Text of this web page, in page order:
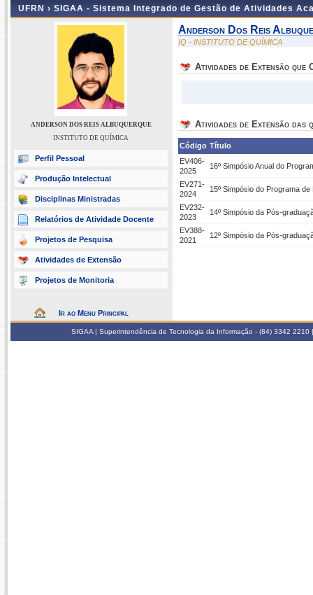
UFRN › SIGAA - Sistema Integrado de Gestão de Atividades
ANDERSON DOS REIS ALBUQUERQUE
INSTITUTO DE QUÍMICA
Perfil Pessoal
Produção Intelectual
Disciplinas Ministradas
Relatórios de Atividade Docente
Projetos de Pesquisa
Atividades de Extensão
Projetos de Monitoria
Ir ao Menu Principal
Anderson Dos Reis
IQ - INSTITUTO DE QUÍMICA
Atividades de Extensão que
Atividades de Extensão das
Código Título
EV406-
2025
16º Simpósio Anual do
EV271-
2024
15º Simpósio do Programa
EV232-
2023
14º Simpósio da Pós-
EV388-
2021
12º Simpósio da Pós-
SIGAA | Superintendência de Tecnologia da Informação - (84) 3342